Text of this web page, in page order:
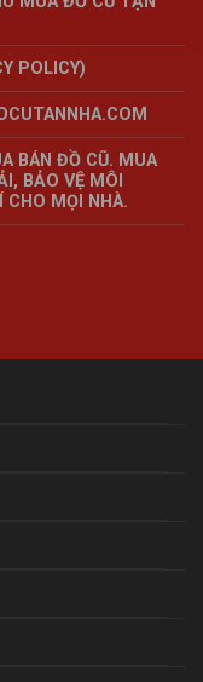
POLICY)
BÁN ĐỒ CŨ. MUA
BẢO VỆ MÔI
CHO MỌI NHÀ.